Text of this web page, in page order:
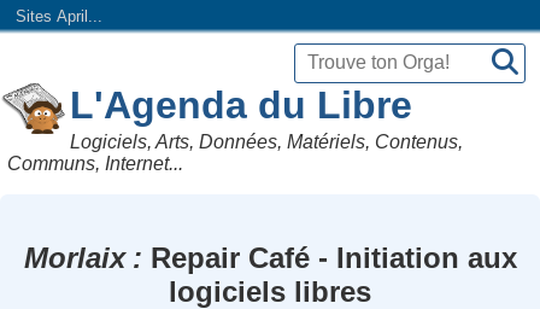
Sites April...
L'Agenda du Libre
Logiciels, Arts, Données, Matériels, Contenus,
Communs, Internet...
Morlaix
Repair Café - Initiation aux
logiciels libres